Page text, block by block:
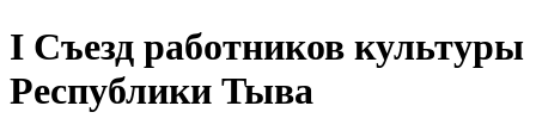
I Съезд работников культуры
Республики Тыва